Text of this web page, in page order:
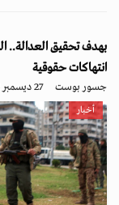
بهدف تحقيق العدالة..
انتهاكات حقوقية
جسور بوست 27 ديسمبر 2024 - 00:03
أخبار